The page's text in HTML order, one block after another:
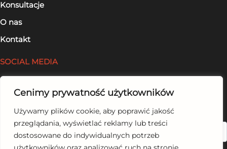
Cenimy prywatność użytkowników
Używamy plików cookie, aby poprawić jakość
przeglądania, wyświetlać reklamy lub treści
dostosowane do indywidualnych potrzeb
Konsultacje
O nas
Kontakt
SOCIAL MEDIA
Szukaj